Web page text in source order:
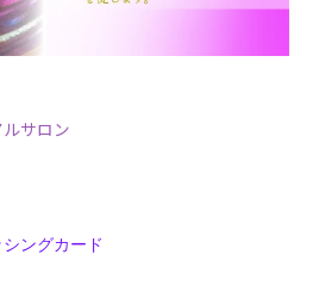
サロン
ングカード